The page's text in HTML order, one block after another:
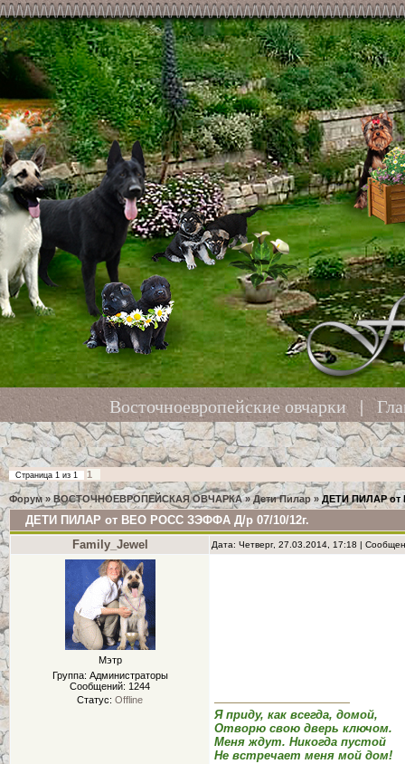
Восточноевропейские овчарки|
Страница 1 из 1 1
Форум » ВОСТОЧНОЕВРОПЕЙСКАЯ ОВЧАРКА » Дети Пилар » ДЕТИ ПИЛАР от
ДЕТИ ПИЛАР от ВЕО РОСС ЗЭФФА Д/р 07/10/12г.
Family_Jewel
Дата: Четверг, 27.03.2014, 17:18 |
Мэтр
Группа: Администраторы
Сообщений: 1244
Статус: Offline
Я приду, как всегда, домой,
Отворю свою дверь ключом.
Меня ждут. Никогда пустой
Не встречает меня мой дом!